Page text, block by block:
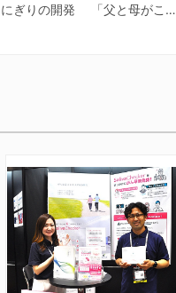
にぎりの開発 「父と母がこ…